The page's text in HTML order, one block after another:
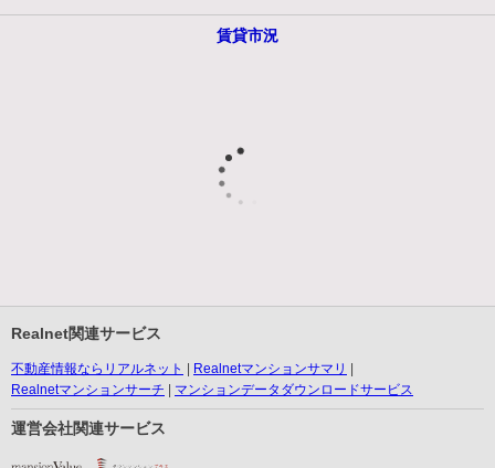
賃貸市況
Realnet関連サービス
不動産情報ならリアルネット
Realnetマンションサマリ
Realnetマンションサーチ
マンションデータダウンロードサービス
運営会社関連サービス